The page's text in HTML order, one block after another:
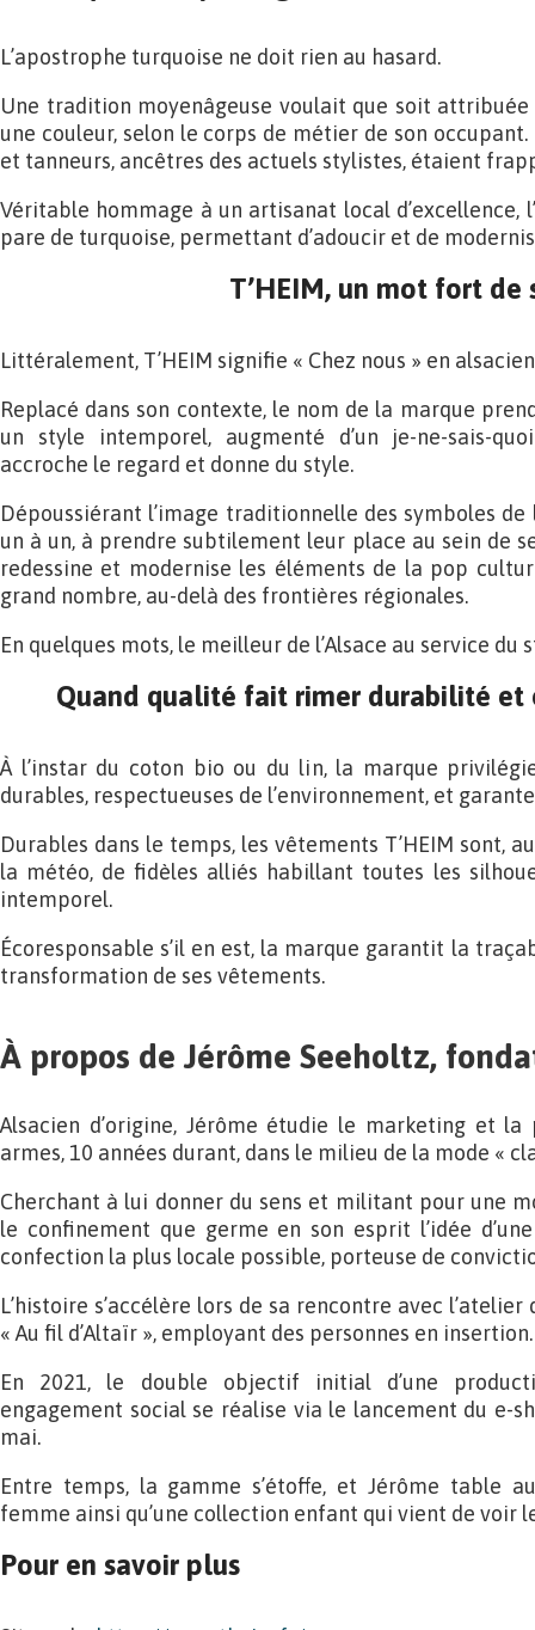
L’apostrophe turquoise ne doit rien au hasard.
Une tradition moyenâgeuse voulait que soit attribuée
une couleur, selon le corps de métier de son
et tanneurs, ancêtres des actuels stylistes, étaient
Véritable hommage à un artisanat local d’excellence,
pare de turquoise, permettant d’adoucir et de
T’HEIM, un mot fort de
Littéralement, T’HEIM signifie « Chez nous » en
Replacé dans son contexte, le nom de la marque
un style intemporel, augmenté d’un je-ne-sais-
accroche le regard et donne du style.
Dépoussiérant l’image traditionnelle des symboles de
un à un, à prendre subtilement leur place au sein de
redessine et modernise les éléments de la pop
grand nombre, au-delà des frontières régionales.
En quelques mots, le meilleur de l’Alsace au service du
Quand qualité fait rimer durabilité et
À l’instar du coton bio ou du lin, la marque
durables, respectueuses de l’environnement, et
Durables dans le temps, les vêtements T’HEIM sont,
la météo, de fidèles alliés habillant toutes les
intemporel.
Écoresponsable s’il en est, la marque garantit la
transformation de ses vêtements.
À propos de Jérôme Seeholtz,
Alsacien d’origine, Jérôme étudie le marketing et
armes, 10 années durant, dans le milieu de la mode «
Cherchant à lui donner du sens et militant pour une
le confinement que germe en son esprit l’idée
confection la plus locale possible, porteuse de
L’histoire s’accélère lors de sa rencontre avec
« Au fil d’Altaïr », employant des personnes en insertion.
En 2021, le double objectif initial d’une
engagement social se réalise via le lancement du e-
mai.
Entre temps, la gamme s’étoffe, et Jérôme table
femme ainsi qu’une collection enfant qui vient de voir
Pour en savoir plus